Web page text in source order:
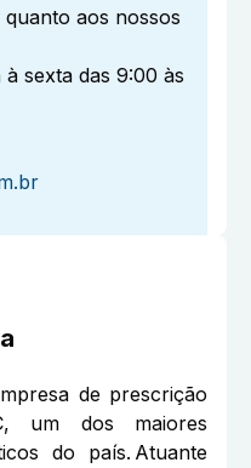
aos nossos
sexta das 9:00 às
de prescrição
um dos maiores
do país. Atuante